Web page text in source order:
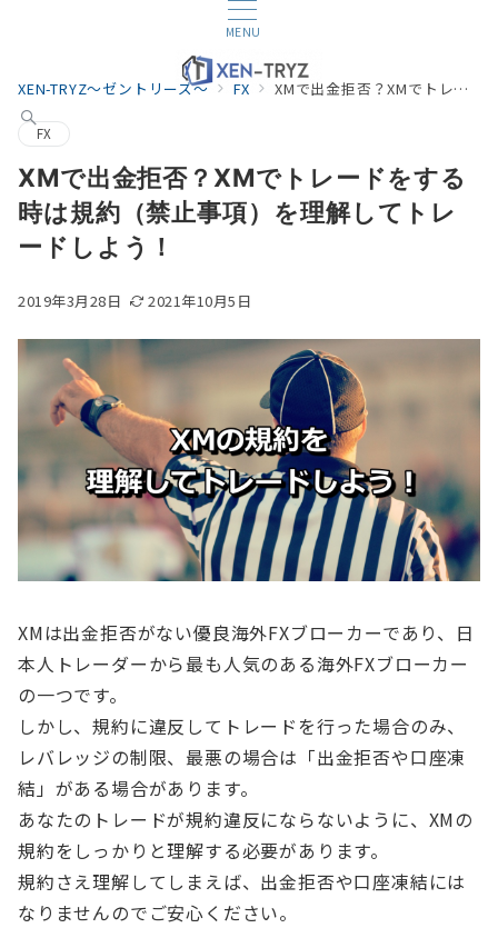
MENU
XEN-TRYZ～ゼントリーズ～ FX XMで出金拒否？XMでトレードをする時は規約（禁止事項）を理解してトレードしよう！
FX
XMで出金拒否？XMでトレードをする
時は規約（禁止事項）を理解してトレ
ードしよう！
2019年3月28日 2021年10月5日
XMは出金拒否がない優良海外FXブローカーであり、日
本人トレーダーから最も人気のある海外FXブローカー
の一つです。
しかし、規約に違反してトレードを行った場合のみ、
レバレッジの制限、最悪の場合は「出金拒否や口座凍
結」がある場合があります。
あなたのトレードが規約違反にならないように、XMの
規約をしっかりと理解する必要があります。
規約さえ理解してしまえば、出金拒否や口座凍結には
なりませんのでご安心ください。